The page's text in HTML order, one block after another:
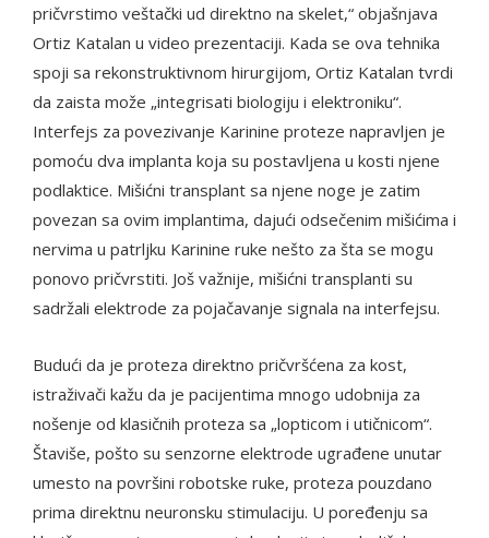
pričvrstimo veštački ud direktno na skelet,“ objašnjava
Ortiz Katalan u video prezentaciji. Kada se ova tehnika
spoji sa rekonstruktivnom hirurgijom, Ortiz Katalan tvrdi
da zaista može „integrisati biologiju i elektroniku“.
Interfejs za povezivanje Karinine proteze napravljen je
pomoću dva implanta koja su postavljena u kosti njene
podlaktice. Mišićni transplant sa njene noge je zatim
povezan sa ovim implantima, dajući odsečenim mišićima i
nervima u patrljku Karinine ruke nešto za šta se mogu
ponovo pričvrstiti. Još važnije, mišićni transplanti su
sadržali elektrode za pojačavanje signala na interfejsu.
Budući da je proteza direktno pričvršćena za kost,
istraživači kažu da je pacijentima mnogo udobnija za
nošenje od klasičnih proteza sa „lopticom i utičnicom“.
Štaviše, pošto su senzorne elektrode ugrađene unutar
umesto na površini robotske ruke, proteza pouzdano
prima direktnu neuronsku stimulaciju. U poređenju sa